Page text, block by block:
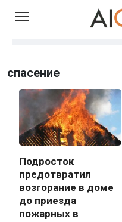
Skip
спасение
Подросток
предотвратил
возгорание в доме
до приезда
пожарных в